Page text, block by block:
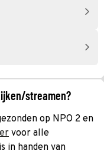
streamen?
op NPO 2 en
voor alle
in handen van